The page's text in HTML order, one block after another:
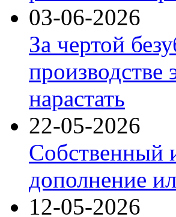
03-06-2026
За чертой
нарастать
22-05-2026
Собственный
дополнение
12-05-2026